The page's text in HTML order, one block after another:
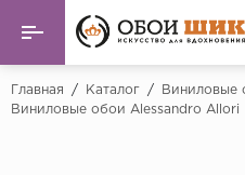
Назад
Главная / Каталог / Виниловые
Виниловые обои Alessandro Allori